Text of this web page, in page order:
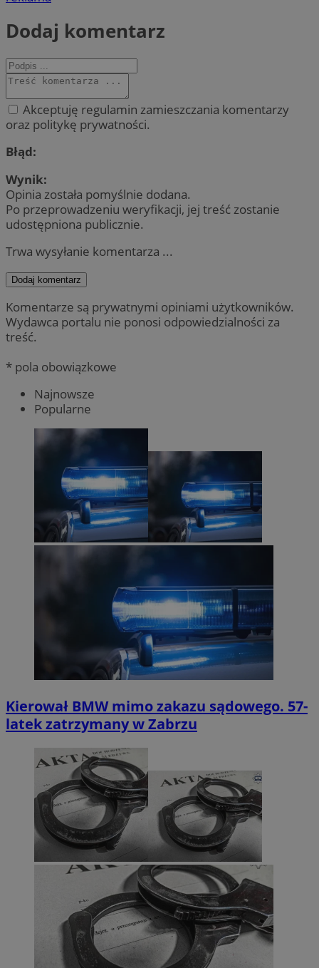
Dodaj komentarz
Akceptuję regulamin zamieszczania komentarzy
oraz politykę prywatności.
Błąd:
Wynik:
Opinia została pomyślnie dodana.
Po przeprowadzeniu weryfikacji, jej treść zostanie
udostępniona publicznie.
Trwa wysyłanie komentarza ...
Dodaj komentarz
Komentarze są prywatnymi opiniami użytkowników.
Wydawca portalu nie ponosi odpowiedzialności za
treść.
* pola obowiązkowe
Najnowsze
Popularne
Kierował BMW mimo zakazu sądowego. 57-
latek zatrzymany w Zabrzu